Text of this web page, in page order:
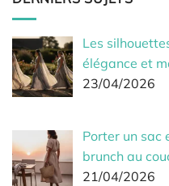
Les
élégance et
23/04/2026
Porter un sac
brunch au
21/04/2026